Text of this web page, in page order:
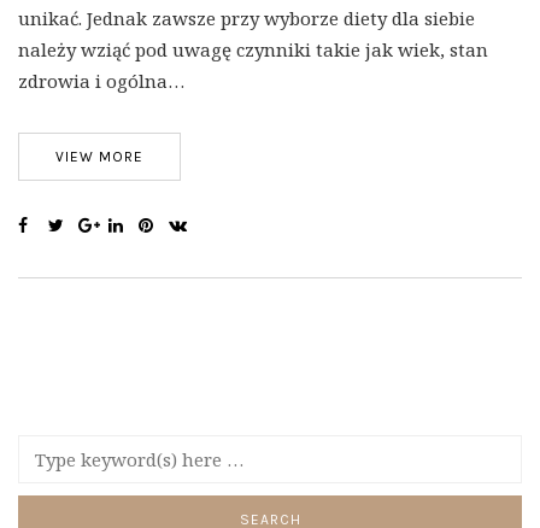
unikać. Jednak zawsze przy wyborze diety dla siebie
należy wziąć pod uwagę czynniki takie jak wiek, stan
zdrowia i ogólna…
VIEW MORE